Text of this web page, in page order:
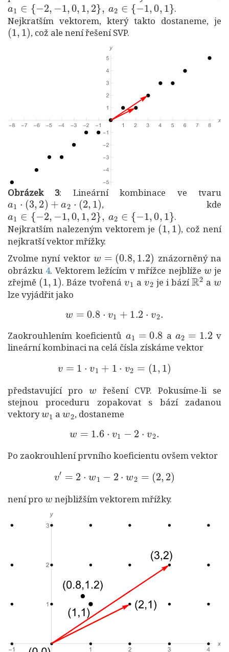
.
Nejkratším vektorem, který takto dostaneme, je
(1,1)
, což ale není řešení SVP.
Obrázek 3: Lineární kombinace ve tvaru
a1⋅(3,2)+ 2⋅ ,1)
, kde
a1 ∈{−2,−1,0,1, 2}, a2∈ 0 }
.
Nejkratším nalezeným vektorem je
(1,1)
, což není
nejkratší vektor mřížky.
Zvolme nyní vektor
w 0.8 1.2
znázorněný na
obrázku 4. Vektorem ležícím v mřížce nejblíže
w
je
zřejmě
(1,1)
. Báze tvořená
v1
a
v2
je i bází
R2
a
w
lze vyjádřit jako
w =0.8 ⋅ v1 +1.2 ⋅v 2.
Zaokrouhlením koeficientů
0.8
a
1.2
v
lineární kombinaci na celá čísla získáme vektor
v= 1 ⋅v + 1 v 2= (1 1)
představující pro
řešení CVP. Pokusíme-li se
stejnou proceduru zopakovat s bází zadanou
vektory
w1
a
w2
, dostaneme
w =1.6 ⋅ v1 −2 ⋅v2.
Po zaokrouhlení prvního koeficientu ovšem vektor
= ⋅w 2⋅ w2 2)
není pro nejbližším vektorem mřížky.